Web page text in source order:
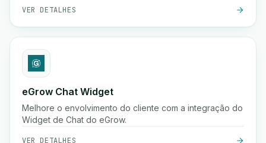
ajudando empresas de comércio eletrônico a crescer,
envolver clientes e gerir operações de forma contínua.
VER DETALHES
eGrow Chat Widget
Melhore o envolvimento do cliente com a integração do
Widget de Chat do eGrow.
VER DETALHES